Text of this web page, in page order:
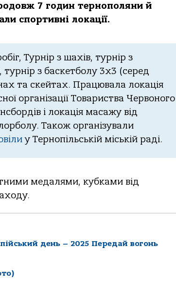
7 годин тернополяни й
спортивні локації.
Турнір з шахів, турнір з
з баскетболу 3х3 (серед
та скейтах. Працювала локація
організації Товариства Червоного
і локація масажу від
Також організували
у Тернопільській міській раді.
медалями, кубками від
день – 2025 Передай вогонь